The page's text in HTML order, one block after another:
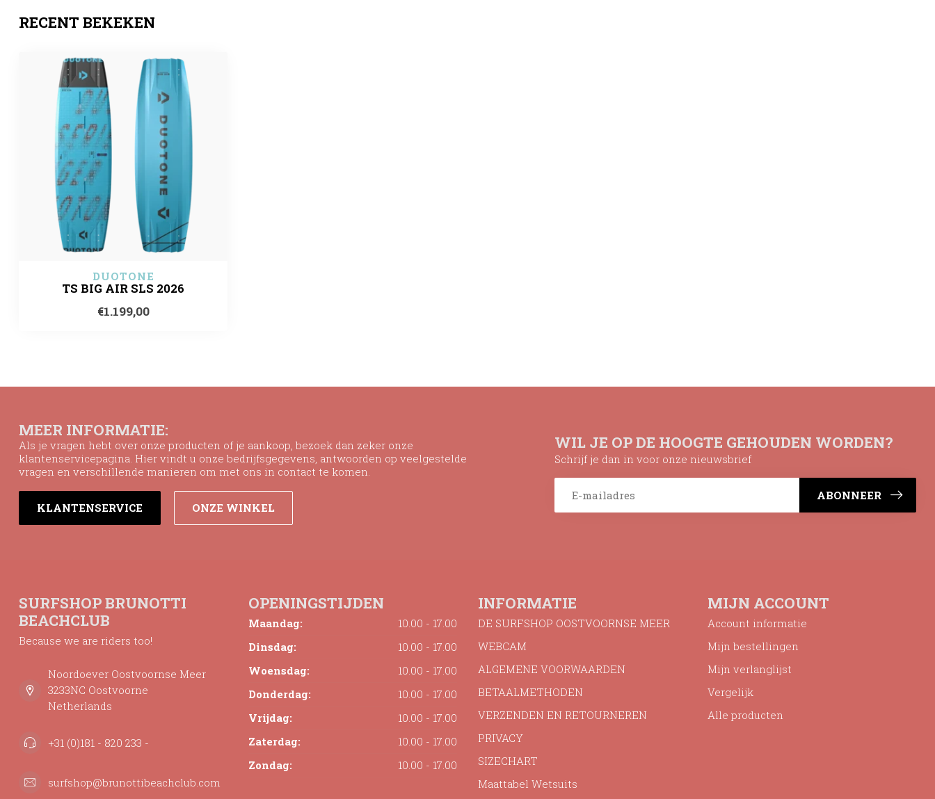
RECENT BEKEKEN
DUOTONE
TS BIG AIR SLS 2026
€1.199,00
MEER INFORMATIE:
Als je vragen hebt over onze producten of je aankoop, bezoek dan zeker onze
klantenservicepagina. Hier vindt u onze bedrijfsgegevens, antwoorden op veelgestelde
vragen en verschillende manieren om met ons in contact te komen.
KLANTENSERVICE ONZE WINKEL
WIL JE OP DE HOOGTE GEHOUDEN WORDEN?
Schrijf je dan in voor onze nieuwsbrief
ABONNEER
SURFSHOP BRUNOTTI
BEACHCLUB
Because we are riders too!
Noordoever Oostvoornse Meer
3233NC Oostvoorne
Netherlands
+31 (0)181 - 820 233 -
surfshop@brunottibeachclub.com
OPENINGSTIJDEN
Maandag:
10.00 - 17.00
Dinsdag:
10.00 - 17.00
Woensdag:
10.00 - 17.00
Donderdag:
10.00 - 17.00
Vrijdag:
10.00 - 17.00
Zaterdag:
10.00 - 17.00
Zondag:
10.00 - 17.00
INFORMATIE
DE SURFSHOP OOSTVOORNSE MEER
WEBCAM
ALGEMENE VOORWAARDEN
BETAALMETHODEN
VERZENDEN EN RETOURNEREN
PRIVACY
SIZECHART
Maattabel Wetsuits
MIJN ACCOUNT
Account informatie
Mijn bestellingen
Mijn verlanglijst
Vergelijk
Alle producten